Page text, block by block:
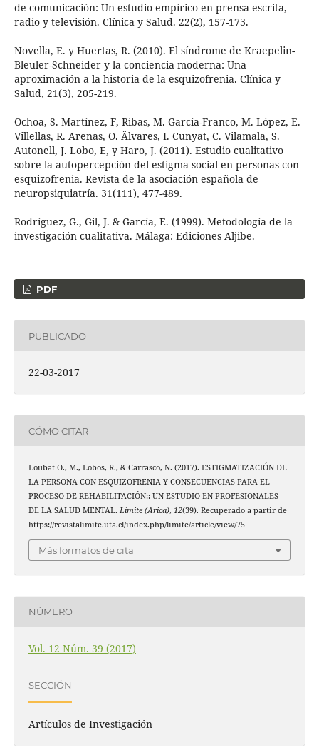
de comunicación: Un estudio empírico en prensa escrita,
radio y televisión. Clínica y Salud. 22(2), 157-173.
Novella, E. y Huertas, R. (2010). El síndrome de Kraepelin-
Bleuler-Schneider y la conciencia moderna: Una
aproximación a la historia de la esquizofrenia. Clínica y
Salud, 21(3), 205-219.
Ochoa, S. Martínez, F, Ribas, M. García-Franco, M. López, E.
Villellas, R. Arenas, O. Älvares, I. Cunyat, C. Vilamala, S.
Autonell, J. Lobo, E, y Haro, J. (2011). Estudio cualitativo
sobre la autopercepción del estigma social en personas con
esquizofrenia. Revista de la asociación española de
neuropsiquiatría. 31(111), 477-489.
Rodríguez, G., Gil, J. & García, E. (1999). Metodología de la
investigación cualitativa. Málaga: Ediciones Aljibe.
PDF
PUBLICADO
22-03-2017
CÓMO CITAR
Loubat O., M., Lobos, R., & Carrasco, N. (2017). ESTIGMATIZACIÓN DE
LA PERSONA CON ESQUIZOFRENIA Y CONSECUENCIAS PARA EL
PROCESO DE REHABILITACIÓN:: UN ESTUDIO EN PROFESIONALES
DE LA SALUD MENTAL. Límite (Arica), 12(39). Recuperado a partir de
https://revistalimite.uta.cl/index.php/limite/article/view/75
Más formatos de cita
NÚMERO
Vol. 12 Núm. 39 (2017)
SECCIÓN
Artículos de Investigación